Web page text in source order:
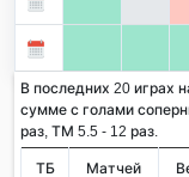
В последних 20 играх
сумме с голами
раз, ТМ 5.5 - 12 раз.
ТБ Матчей